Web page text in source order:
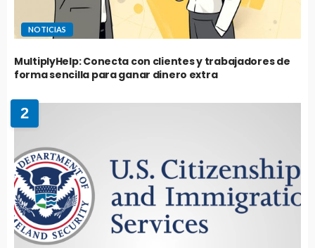
NOTICIAS
MultiplyHelp: Conecta con clientes y trabajadores de
forma sencilla para ganar dinero extra
2